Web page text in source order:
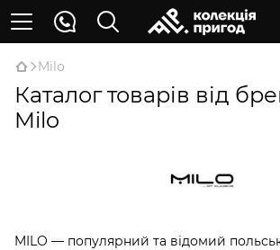
Milo
Каталог товарів від
Milo
MILO — популярний та відомий